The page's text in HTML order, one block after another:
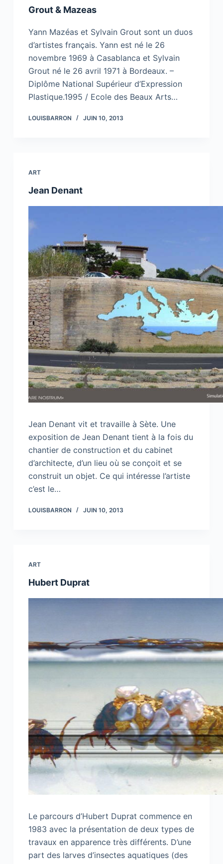
Grout & Mazeas
Yann Mazéas et Sylvain Grout sont un duos
d’artistes français. Yann est né le 26
novembre 1969 à Casablanca et Sylvain
Grout né le 26 avril 1971 à Bordeaux. –
Diplôme National Supérieur d’Expression
Plastique.1995 / Ecole des Beaux Arts…
LOUISBARRON JUIN 10, 2013
ART
Jean Denant
Jean Denant vit et travaille à Sète. Une
exposition de Jean Denant tient à la fois du
chantier de construction et du cabinet
d’architecte, d’un lieu où se conçoit et se
construit un objet. Ce qui intéresse l’artiste
c’est le…
LOUISBARRON JUIN 10, 2013
ART
Hubert Duprat
Le parcours d’Hubert Duprat commence en
1983 avec la présentation de deux types de
travaux en apparence très différents. D’une
part des larves d’insectes aquatiques (des